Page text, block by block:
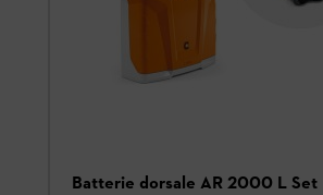
Batterie dorsale AR 2000 L Set